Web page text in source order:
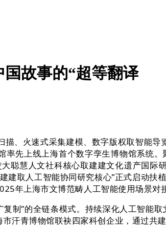
故事的“超等翻译
火速式采集建模、数字版权取智能导
先上线上海首个数字孪生博物馆系统
聪慧人文社科核心取建建文化遗产国
建取人工智能协同研究核心”正式启动
年上海市文博范畴人工智能使用场景对
”的全链条模式。持续深化人工智能取
汗青博物馆联袂四家科创企业，通过共建